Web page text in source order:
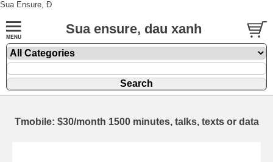
Sua Ensure, Đ
Sua ensure, dau xanh
Tmobile: $30/month 1500 minutes, talks, texts or data